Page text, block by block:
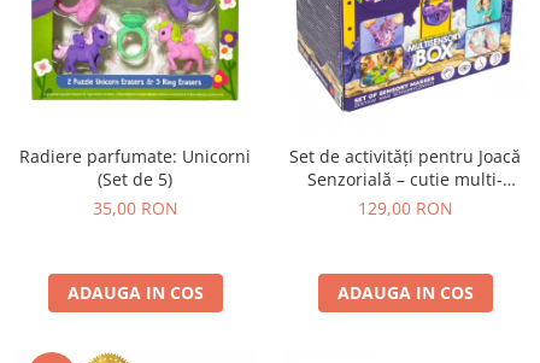
Radiere parfumate: Unicorni
(Set de 5)
35,00 RON
ADAUGA IN COS
Set de activități pentru Joacă
Senzorială – cutie multi-
senzorială
129,00 RON
ADAUGA IN COS